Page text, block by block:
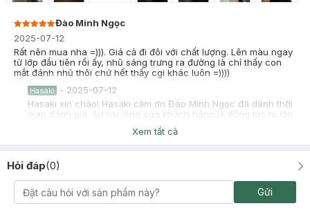
Đào Minh Ngọc
2025-07-12
Rất nên mua nha =))). Giá cả đi đôi với chất lượng. Lên màu ngay
từ lớp đầu tiên rồi ấy, nhũ sáng trưng ra đường là chỉ thấy con
mắt đánh nhũ thôi chứ hết thấy cgi khác luôn =))))
Hasaki - 2025-07-12
Hasaki xin chào! Hasaki cảm ơn Đào Minh Ngọc đã dành thời
gian đánh giá. Sự hài lòng của khách hàng là động lực to lớn
để Hasaki ngày càng phát triển hơn nữa về chất lượng dịch
vụ. Cảm ơn bạn đã tin tưởng và mua sắm tại Hasaki!
Võ Khánh Trang
Xem tất cả
Hỏi đáp(0)
Gửi